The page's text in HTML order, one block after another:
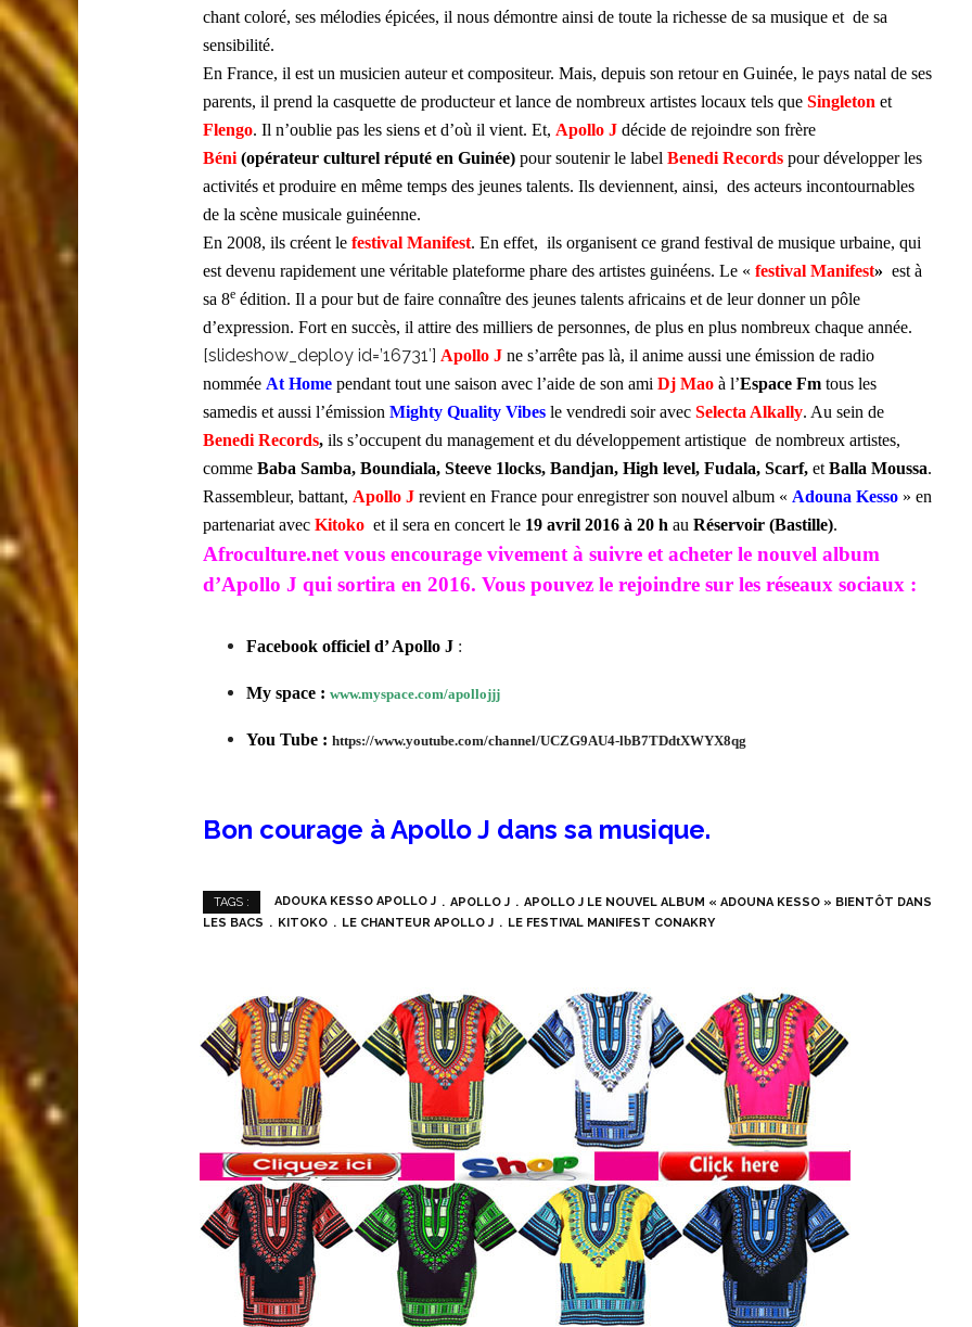
chant coloré, ses mélodies épicées, il nous démontre ainsi de toute la richesse de sa musique et de sa
sensibilité.
En France, il est un musicien auteur et compositeur. Mais, depuis son retour en Guinée, le pays natal de ses
parents, il prend la casquette de producteur et lance de nombreux artistes locaux tels que Singleton et
Flengo. Il n’oublie pas les siens et d’où il vient. Et, Apollo J décide de rejoindre son frère
Béni (opérateur culturel réputé en Guinée) pour soutenir le label Benedi Records pour développer les
activités et produire en même temps des jeunes talents. Ils deviennent, ainsi, des acteurs incontournables
de la scène musicale guinéenne.
En 2008, ils créent le festival Manifest. En effet, ils organisent ce grand festival de musique urbaine, qui
est devenu rapidement une véritable plateforme phare des artistes guinéens. Le « festival Manifest» est à
sa 8e édition. Il a pour but de faire connaître des jeunes talents africains et de leur donner un pôle
d’expression. Fort en succès, il attire des milliers de personnes, de plus en plus nombreux chaque année.
[slideshow_deploy id=’16731′] Apollo J ne s’arrête pas là, il anime aussi une émission de radio
nommée At Home pendant tout une saison avec l’aide de son ami Dj Mao à l’Espace Fm tous les
samedis et aussi l’émission Mighty Quality Vibes le vendredi soir avec Selecta Alkally. Au sein de
Benedi Records, ils s’occupent du management et du développement artistique de nombreux artistes,
comme Baba Samba, Boundiala, Steeve 1locks, Bandjan, High level, Fudala, Scarf, et Balla Moussa.
Rassembleur, battant, Apollo J revient en France pour enregistrer son nouvel album « Adouna Kesso » en
partenariat avec Kitoko et il sera en concert le 19 avril 2016 à 20 h au Réservoir (Bastille).
Afroculture.net vous encourage vivement à suivre et acheter le nouvel album
d’Apollo J qui sortira en 2016. Vous pouvez le rejoindre sur les réseaux sociaux :
Facebook officiel d’ Apollo J :
My space : www.myspace.com/apollojjj
You Tube : https://www.youtube.com/channel/UCZG9AU4-lbB7TDdtXWYX8qg
Bon courage à Apollo J dans sa musique.
TAGS : ADOUKA KESSO APOLLO J APOLLO J
APOLLO J LE NOUVEL ALBUM « ADOUNA KESSO » BIENTÔT DANS
LES BACS
KITOKO LE CHANTEUR APOLLO J LE FESTIVAL MANIFEST CONAKRY
BOUTIQUE EN LIGNE VOIR ICI BOUTIQUE EN LIGNE VOIR ICI